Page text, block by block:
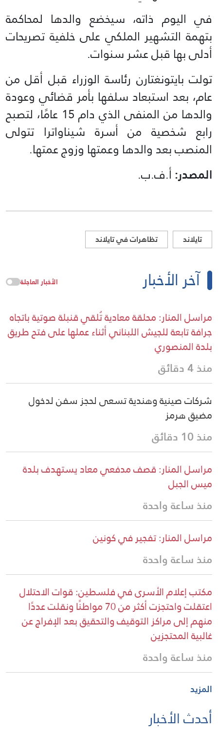
في اليوم ذاته، سيخضع والدها لمحاكمة
بتهمة التشهير الملكي على خلفية تصريحات
أدلى بها قبل عشر سنوات.
تولت بايتونغتارن رئاسة الوزراء قبل أقل من
عام، بعد استبعاد سلفها بأمر قضائي وعودة
والدها من المنفى الذي دام 15 عامًا، لتصبح
رابع شخصية من أسرة شيناواترا تتولى
المنصب بعد والدها وعمتها وزوج عمتها.
المصدر:أ.ف.ب.
تايلاند تظاهرات في تايلاند
آخر الأخبار الأخبار العاجلة
مراسل المنار: محلقة معادية تُلقي قنبلة صوتية باتجاه
جرافة تابعة للجيش اللبناني أثناء عملها على فتح طريق
بلدة المنصوري
منذ 4 دقائق
شركات صينية وهندية تسعى لحجز سفن لدخول
مضيق هرمز
منذ 10 دقائق
مراسل المنار: قصف مدفعي معاد يستهدف بلدة
ميس الجبل
منذ ساعة واحدة
مراسل المنار: تفجير في كونين
منذ ساعة واحدة
مكتب إعلام الأسرى في فلسطين: قوات الاحتلال
اعتقلت واحتجزت أكثر من 70 مواطنًا ونقلت عددًا
منهم إلى مراكز التوقيف والتحقيق بعد الإفراج عن
غالبية المحتجزين
منذ ساعة واحدة
المزيد
أحدث الأخبار